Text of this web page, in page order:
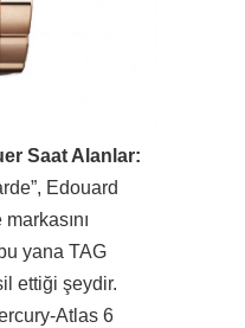
Saat Alanlar:
Edouard
yana TAG
ettiği şeydir.
Atlas 6